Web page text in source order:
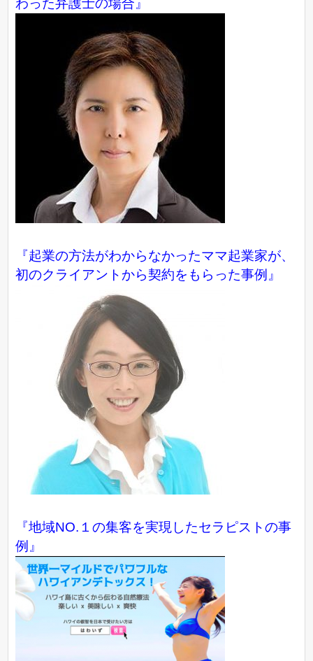
わった弁護士の場合』
『起業の方法がわからなかったママ起業家が、
初のクライアントから契約をもらった事例』
『地域NO.１の集客を実現したセラピストの事
例』